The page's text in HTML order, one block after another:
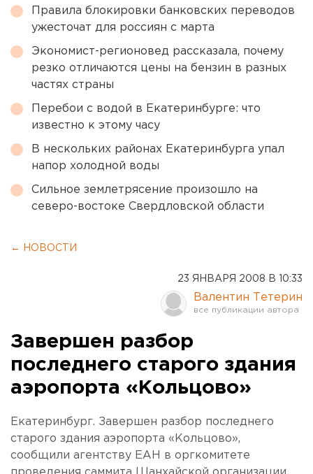
Правила блокировки банковских переводов
ужесточат для россиян с марта
Экономист-регионовед рассказала, почему
резко отличаются цены на бензин в разных
частях страны
Перебои с водой в Екатеринбурге: что
известно к этому часу
В нескольких районах Екатеринбурга упал
напор холодной воды
Сильное землетрясение произошло на
северо-востоке Свердловской области
← НОВОСТИ
23 ЯНВАРЯ 2008 В 10:33
Валентин Тетерин
Завершен разбор
последнего старого здания
аэропорта «Кольцово»
Екатеринбург. Завершен разбор последнего
старого здания аэропорта «Кольцово»,
сообщили агентству ЕАН в оргкомитете